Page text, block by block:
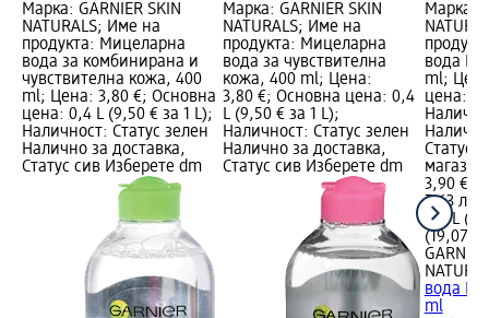
Марка: GARNIER SKIN
NATURALS; Име на
продукта: Мицеларна
вода за комбинирана и
чувствителна кожа, 400
ml; Цена: 3,80 €; Основна
цена: 0,4 L (9,50 € за 1 L);
Наличност: Статус зелен
Налично за доставка,
Статус сив Изберете dm
Марка: GARNIER SKIN
NATURALS; Име на
продукта: Мицеларна
вода за чувствителна
кожа, 400 ml; Цена:
3,80 €; Основна цена: 0,4
L (9,50 € за 1 L);
Наличност: Статус зелен
Налично за доставка,
Статус сив Изберете dm
Марка:
вода
ml;
цена:
Статус
магазин
3,90 €
7,63 лв.
0,4 L
(19,07
вода
ml